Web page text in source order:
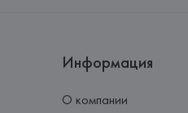
Информация
О компании